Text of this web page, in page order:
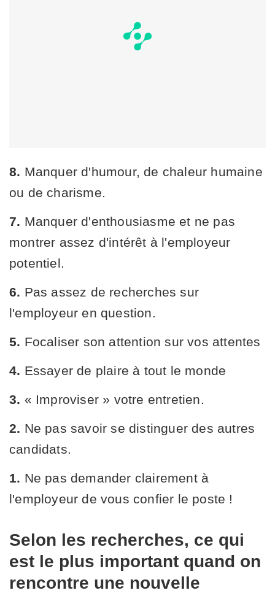
8. Manquer d'humour, de chaleur humaine
ou de charisme.
7. Manquer d'enthousiasme et ne pas
montrer assez d'intérêt à l'employeur
potentiel.
6. Pas assez de recherches sur
l'employeur en question.
5. Focaliser son attention sur vos attentes
4. Essayer de plaire à tout le monde
3. « Improviser » votre entretien.
2. Ne pas savoir se distinguer des autres
candidats.
1. Ne pas demander clairement à
l'employeur de vous confier le poste !
Selon les recherches, ce qui
est le plus important quand on
rencontre une nouvelle